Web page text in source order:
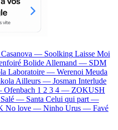
Casanova — Soolking Laisse Moi
Bolide Allemand — SDM
Laboratoire — Werenoi Meuda
Ailleurs — Josman Interlude
Ofenbach 1 2 3 4 — ZOKUSH
Salé — Santa Celui qui part —
No love — Ninho Urus — Favé